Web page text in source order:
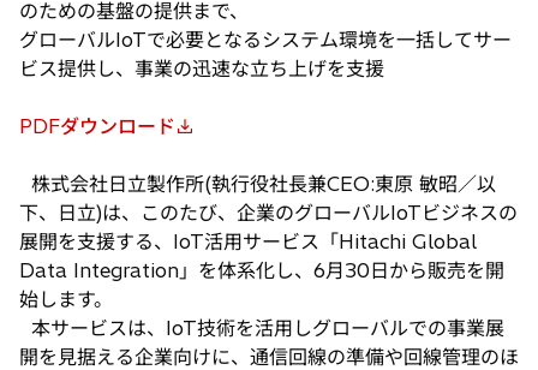
のための基盤の提供まで、
グローバルIoTで必要となるシステム環境を一括してサー
ビス提供し、事業の迅速な立ち上げを支援
PDFダウンロード
新
い
タ
ブ
で
開
く
株式会社日立製作所(執行役社長兼CEO:東原 敏昭／以
下、日立)は、このたび、企業のグローバルIoTビジネスの
展開を支援する、IoT活用サービス「Hitachi Global
Data Integration」を体系化し、6月30日から販売を開
始します。
本サービスは、IoT技術を活用しグローバルでの事業展
開を見据える企業向けに、通信回線の準備や回線管理のほ